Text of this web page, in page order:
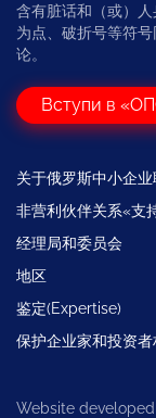
含有脏话和（或）
为点、破折号等符
论。
Вступи в
关于俄罗斯中小企业
非营利伙伴关系«支
经理局和委员会
地区
鉴定(Expertise)
保护企业家和投资者
Website